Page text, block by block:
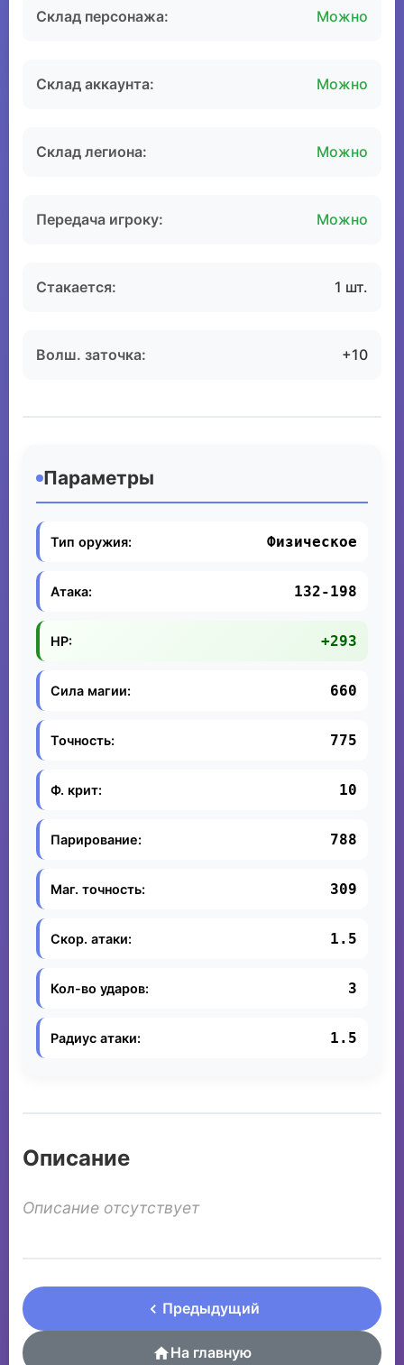
Склад персонажа: Можно
Склад аккаунта: Можно
Склад легиона: Можно
Передача игроку: Можно
Стакается: 1 шт.
Волш. заточка: +10
Параметры
Тип оружия: Физическое
Атака: 132-198
HP: +293
Сила магии: 660
Точность: 775
Ф. крит: 10
Парирование: 788
Маг. точность: 309
Скор. атаки: 1.5
Кол-во ударов: 3
Радиус атаки: 1.5
Описание
Описание отсутствует
Предыдущий
На главную